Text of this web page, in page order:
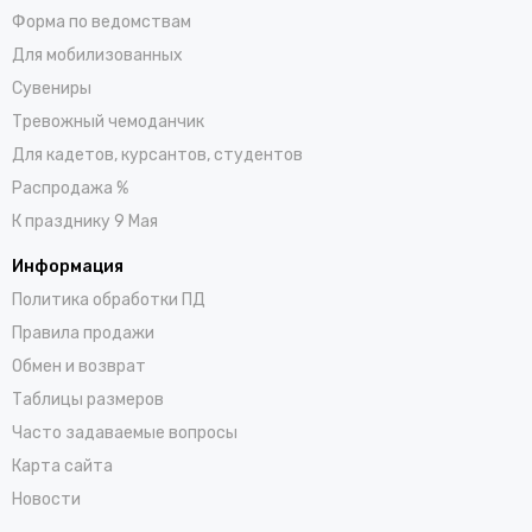
Форма по ведомствам
Для мобилизованных
Сувениры
Тревожный чемоданчик
Для кадетов, курсантов, студентов
Распродажа %
К празднику 9 Мая
Информация
Политика обработки ПД
Правила продажи
Обмен и возврат
Таблицы размеров
Часто задаваемые вопросы
Карта сайта
Новости